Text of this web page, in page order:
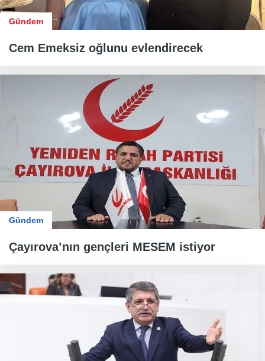
Gündem
Cem Emeksiz oğlunu evlendirecek
Gündem
Çayırova’nın gençleri MESEM istiyor